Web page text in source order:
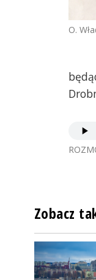
O.
Zobacz